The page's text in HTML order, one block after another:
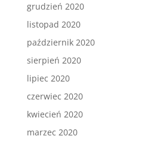
grudzień 2020
listopad 2020
październik 2020
sierpień 2020
lipiec 2020
czerwiec 2020
kwiecień 2020
marzec 2020